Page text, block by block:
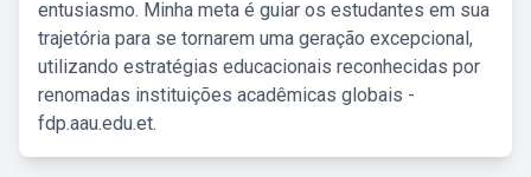
entusiasmo. Minha meta é guiar os estudantes em sua
trajetória para se tornarem uma geração excepcional,
utilizando estratégias educacionais reconhecidas por
renomadas instituições acadêmicas globais -
fdp.aau.edu.et.